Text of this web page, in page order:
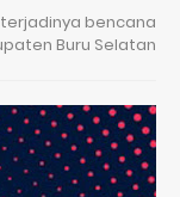
bencana
Buru Selatan …